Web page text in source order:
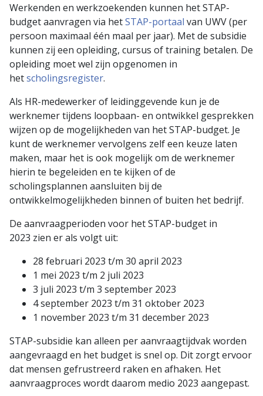
Werkenden en werkzoekenden kunnen het STAP-
budget aanvragen via hetSTAP-portaal van UWV (per
persoon maximaal één maal per jaar). Met de subsidie
kunnen zij een opleiding, cursus of training betalen. De
opleiding moet wel zijn opgenomen in
hetscholingsregister.
Als HR-medewerker of leidinggevende kun je de
werknemer tijdens loopbaan- en ontwikkel gesprekken
wijzen op de mogelijkheden van het STAP-budget. Je
kunt de werknemer vervolgens zelf een keuze laten
maken, maar het is ook mogelijk om de werknemer
hierin te begeleiden en te kijken of de
scholingsplannen aansluiten bij de
ontwikkelmogelijkheden binnen of buiten het bedrijf.
De aanvraagperioden voor het STAP-budget in
2023 zien er als volgt uit:
28 februari 2023 t/m 30 april 2023
1 mei 2023 t/m 2 juli 2023
3 juli 2023 t/m 3 september 2023
4 september 2023 t/m 31 oktober 2023
1 november 2023 t/m 31 december 2023
STAP-subsidie kan alleen per aanvraagtijdvak worden
aangevraagd en het budget is snel op. Dit zorgt ervoor
dat mensen gefrustreerd raken en afhaken. Het
aanvraagproces wordt daarom medio 2023 aangepast.